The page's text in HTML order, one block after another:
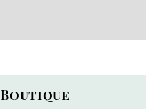
Boutique